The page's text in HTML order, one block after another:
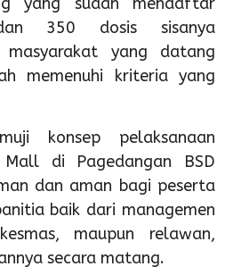
350 dosis sisanya
masyarakat yang datang
memenuhi kriteria yang
konsep pelaksanaan
di Pagedangan BSD
dan aman bagi peserta
baik dari managemen
maupun relawan,
secara matang.